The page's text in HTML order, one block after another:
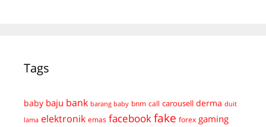
Tags
baby baju bank barang baby bnm call carousell derma duit
lama elektronik emas facebook fake forex gaming